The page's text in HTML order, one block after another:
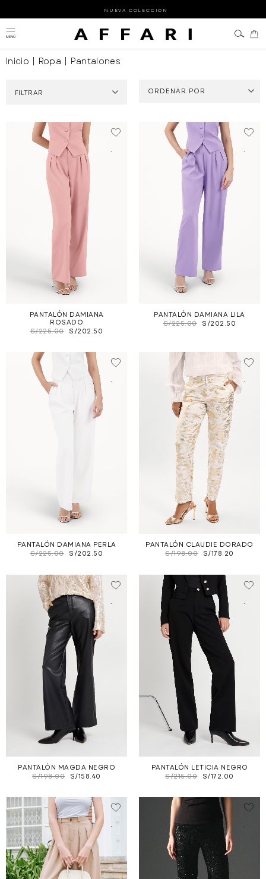
NUEVA COLECCIÓN
Inicio Ropa Pantalones
FILTRAR ORDENAR POR
Lo más nuevo
Precio: bajo - alto
Precio: alto - bajo
.
PANTALÓN DAMIANA
ROSADO
S/225.00 S/202.50
.
PANTALÓN DAMIANA LILA
S/225.00 S/202.50
.
PANTALÓN DAMIANA PERLA
S/225.00 S/202.50
.
PANTALÓN CLAUDIE DORADO
S/198.00 S/178.20
.
PANTALÓN MAGDA NEGRO
S/198.00 S/158.40
.
PANTALÓN LETICIA NEGRO
S/215.00 S/172.00
. .